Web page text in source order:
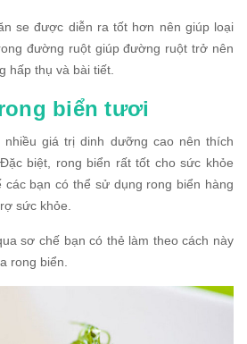
se được diễn ra tốt hơn nên giúp loại
đường ruột giúp đường ruột trở nên
hấp thụ và bài tiết.
biển tươi
giá trị dinh dưỡng cao nên thích
biệt, rong biển rất tốt cho sức khỏe
bạn có thể sử dụng rong biển hàng
sức khỏe.
sơ chế bạn có thẻ làm theo cách này
rong biển.